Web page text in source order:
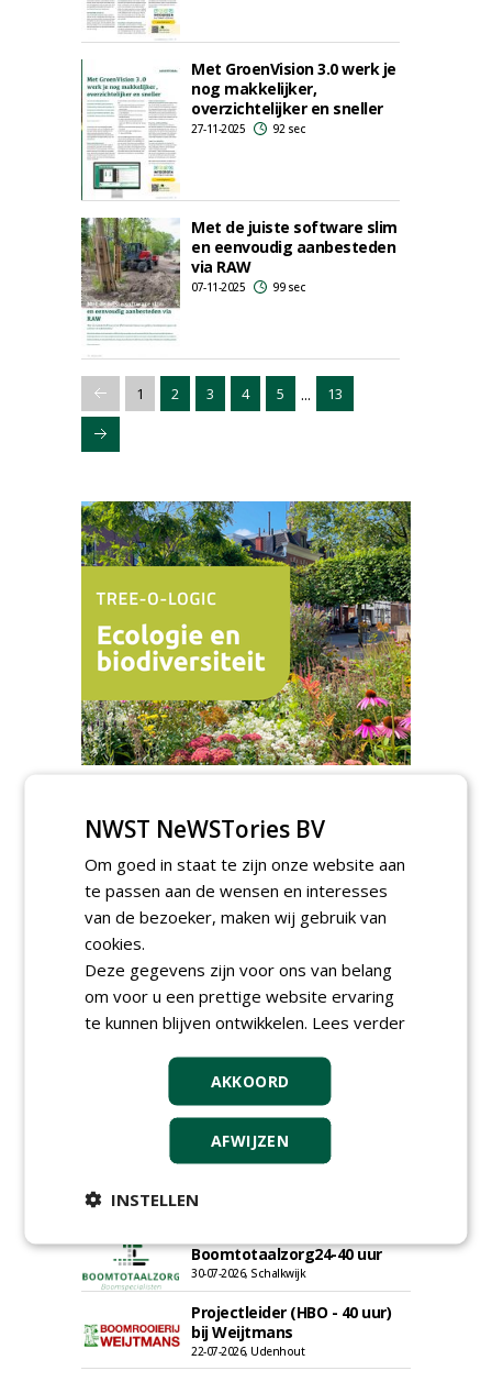
Met GroenVision 3.0 werk je
nog makkelijker,
overzichtelijker en sneller
27-11-2025 92 sec
Met de juiste software slim
en eenvoudig aanbesteden
via RAW
07-11-2025 99 sec
1 2 3 4 5 ... 13
nieuwsbrief.
Groeiplaats specialist bij
30-07-2026, Schalkwijk
Boomtotaalzorg24-40 uur
30-07-2026, Schalkwijk
Projectleider (HBO - 40 uur)
bij Weijtmans
22-07-2026, Udenhout
NWST NeWSTories BV
Om goed in staat te zijn onze website aan
te passen aan de wensen en interesses
van de bezoeker, maken wij gebruik van
cookies.
Deze gegevens zijn voor ons van belang
om voor u een prettige website ervaring
te kunnen blijven ontwikkelen. Lees verder
AKKOORD
AFWIJZEN
INSTELLEN